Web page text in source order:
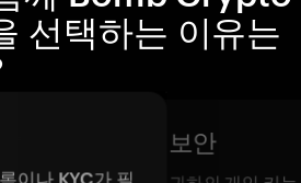
선택하는 이유는
보안